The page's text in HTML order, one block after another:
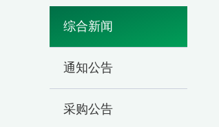
综合新闻
通知公告
采购公告